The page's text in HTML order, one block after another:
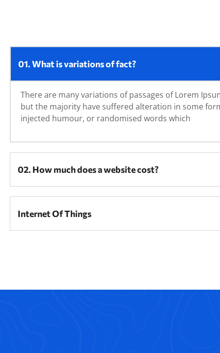
01. What is variations of fact?
There are many variations of passages of Lorem
but the majority have suffered alteration in some
injected humour, or randomised words which
02. How much does a website cost?
Internet Of Things